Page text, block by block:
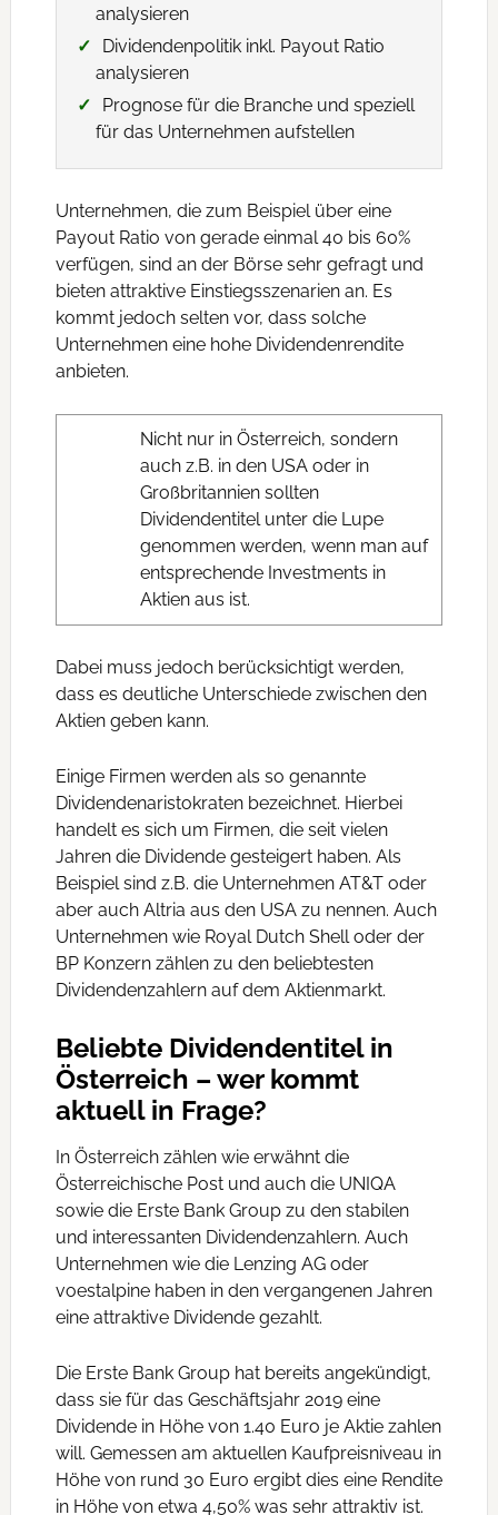
analysieren
Dividendenpolitik inkl. Payout Ratio
analysieren
Prognose für die Branche und speziell
für das Unternehmen aufstellen
Unternehmen, die zum Beispiel über eine
Payout Ratio von gerade einmal 40 bis 60%
verfügen, sind an der Börse sehr gefragt und
bieten attraktive Einstiegsszenarien an. Es
kommt jedoch selten vor, dass solche
Unternehmen eine hohe Dividendenrendite
anbieten.
Nicht nur in Österreich, sondern
auch z.B. in den USA oder in
Großbritannien sollten
Dividendentitel unter die Lupe
genommen werden, wenn man auf
entsprechende Investments in
Aktien aus ist.
Dabei muss jedoch berücksichtigt werden,
dass es deutliche Unterschiede zwischen den
Aktien geben kann.
Einige Firmen werden als so genannte
Dividendenaristokraten bezeichnet. Hierbei
handelt es sich um Firmen, die seit vielen
Jahren die Dividende gesteigert haben. Als
Beispiel sind z.B. die Unternehmen AT&T oder
aber auch Altria aus den USA zu nennen. Auch
Unternehmen wie Royal Dutch Shell oder der
BP Konzern zählen zu den beliebtesten
Dividendenzahlern auf dem Aktienmarkt.
Beliebte Dividendentitel in
Österreich – wer kommt
aktuell in Frage?
In Österreich zählen wie erwähnt die
Österreichische Post und auch die UNIQA
sowie die Erste Bank Group zu den stabilen
und interessanten Dividendenzahlern. Auch
Unternehmen wie die Lenzing AG oder
voestalpine haben in den vergangenen Jahren
eine attraktive Dividende gezahlt.
Die Erste Bank Group hat bereits angekündigt,
dass sie für das Geschäftsjahr 2019 eine
Dividende in Höhe von 1.40 Euro je Aktie zahlen
will. Gemessen am aktuellen Kaufpreisniveau in
Höhe von rund 30 Euro ergibt dies eine Rendite
in Höhe von etwa 4,50% was sehr attraktiv ist.